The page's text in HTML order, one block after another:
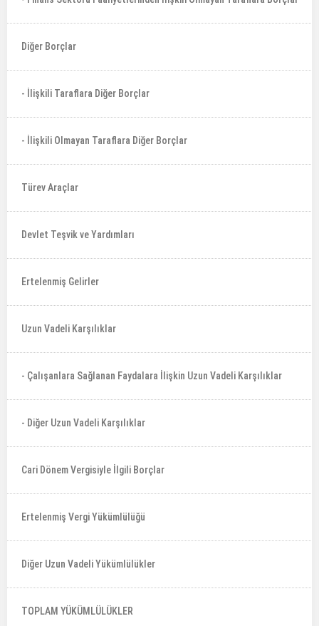
Diğer Borçlar
- İlişkili Taraflara Diğer Borçlar
- İlişkili Olmayan Taraflara Diğer Borçlar
Türev Araçlar
Devlet Teşvik ve Yardımları
Ertelenmiş Gelirler
Uzun Vadeli Karşılıklar
- Çalışanlara Sağlanan Faydalara İlişkin Uzun Vadeli Karşılıklar
- Diğer Uzun Vadeli Karşılıklar
Cari Dönem Vergisiyle İlgili Borçlar
Ertelenmiş Vergi Yükümlülüğü
Diğer Uzun Vadeli Yükümlülükler
TOPLAM YÜKÜMLÜLÜKLER